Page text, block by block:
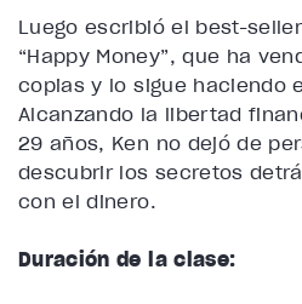
Luego escribió el best-
“Happy Money”, que ha
copias y lo sigue haciendo
Alcanzando la libertad
29 años, Ken no dejó de
descubrir los secretos
con el dinero.
Duración de la clase: